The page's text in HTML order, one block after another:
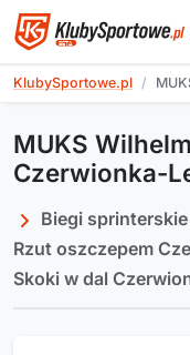
KlubySportowe.pl
MUKS
Czerwionka-
Biegi
Rzut oszczepem
Skoki w dal